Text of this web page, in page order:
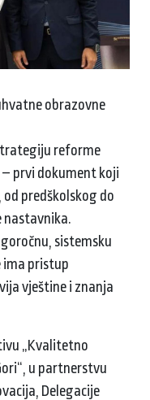
obrazovne
reforme
prvi dokument koji
predškolskog do
nastavnika.
sistemsku
ima pristup
vještine i znanja
„Kvalitetno
u partnerstvu
Delegacije